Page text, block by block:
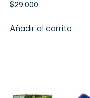
$29.000
Añadir al carrito